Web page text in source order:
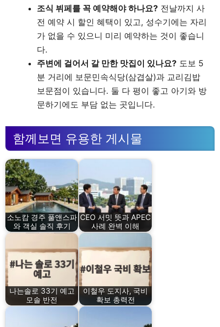
조식 뷔페를 꼭 예약해야 하나요? 전날까지 사
전 예약 시 할인 혜택이 있고, 성수기에는 자리
가 없을 수 있으니 미리 예약하는 것이 좋습니
다.
주변에 걸어서 갈 만한 맛집이 있나요? 도보 5
분 거리에 보문민속식당(삼겹살)과 교리김밥
보문점이 있습니다. 둘 다 평이 좋고 아기와 방
문하기에도 부담 없는 곳입니다.
함께보면 유용한 게시물
소노캄 경주 풀앤스파
와 객실 솔직 후기
CEO 서밋 뜻과 APEC
사례 완벽 이해
나는솔로 33기 예고
모솔 반전
이철우 도지사, 국비
확보 총력전